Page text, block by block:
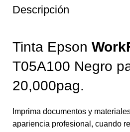
Descripción
Tinta Epson
T05A100 Negro
20,000pag.
Imprima documentos y
apariencia profesional, cuando